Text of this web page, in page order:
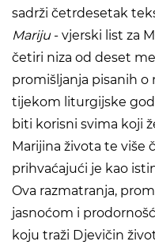
sadrži četrdesetak
Mariju- vjerski list za
četiri niza od deset
promišljanja pisanih
tijekom liturgijske
biti korisni svima koji
Marijina života te više
prihvaćajući je kao
Ova razmatranja,
jasnoćom i
koju traži Djevičin